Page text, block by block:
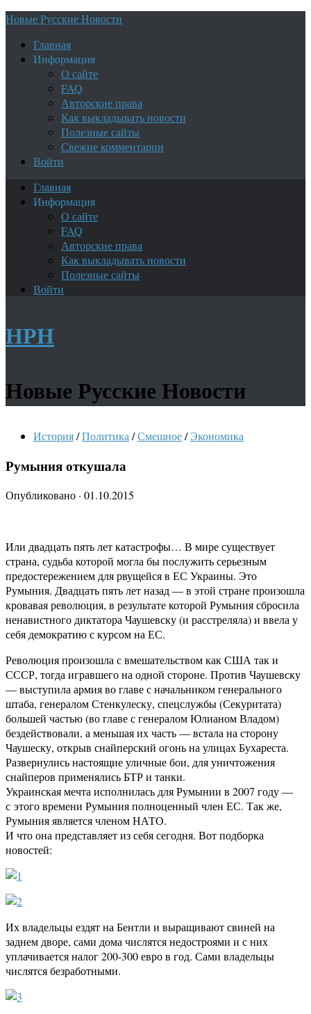
Новые Русские Новости
Главная
Информация
О сайте
FAQ
Авторские права
Как выкладывать новости
Полезные сайты
Свежие комментарии
Войти
Главная
Информация
О сайте
FAQ
Авторские права
Как выкладывать новости
Полезные сайты
Войти
НРН
Новые Русские Новости
История/Политика /Смешное/ Экономика
Румыния откушала
Опубликовано · 01.10.2015
Или двадцать пять лет катастрофы… В мире существует
страна, судьба которой могла бы послужить серьезным
предостережением для рвущейся в ЕС Украины. Это
Румыния. Двадцать пять лет назад — в этой стране произошла
кровавая революция, в результате которой Румыния сбросила
ненавистного диктатора Чаушевску (и расстреляла) и ввела у
себя демократию с курсом на ЕС.
Революция произошла с вмешательством как США так и
СССР, тогда игравшего на одной стороне. Против Чаушевску
— выступила армия во главе с начальником генерального
штаба, генералом Стенкулеску, спецслужбы (Секуритата)
большей частью (во главе с генералом Юлианом Владом)
бездействовали, а меньшая их часть — встала на сторону
Чаушеску, открыв снайперский огонь на улицах Бухареста.
Развернулись настоящие уличные бои, для уничтожения
снайперов применялись БТР и танки.
Украинская мечта исполнилась для Румынии в 2007 году —
с этого времени Румыния полноценный член ЕС. Так же,
Румыния является членом НАТО.
И что она представляет из себя сегодня. Вот подборка
новостей:
Их владельцы ездят на Бентли и выращивают свиней на
заднем дворе, сами дома числятся недостроями и с них
уплачивается налог 200-300 евро в год. Сами владельцы
числятся безработными.